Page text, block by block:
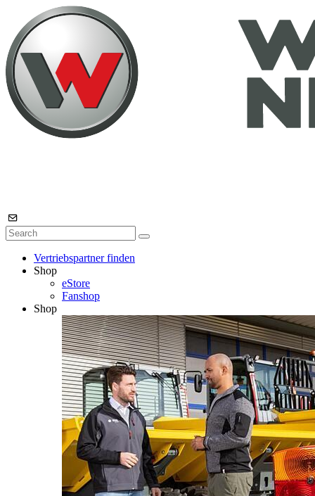
Vertriebspartner finden
Shop
eStore
Fanshop
Shop